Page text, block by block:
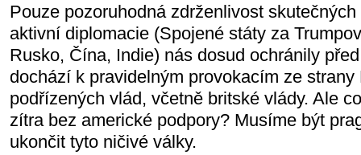
Pouze pozoruhodná zdrženlivost
aktivní diplomacie (Spojené státy za
Rusko, Čína, Indie) nás dosud ochránily
dochází k pravidelným provokacím ze
podřízených vlád, včetně britské vlády. Ale
zítra bez americké podpory? Musíme být
ukončit tyto ničivé války.